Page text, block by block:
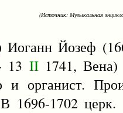
(Источник: Музыкальная
Иоганн Йозеф
13 II1741, Вена)
и органист.
1696-1702